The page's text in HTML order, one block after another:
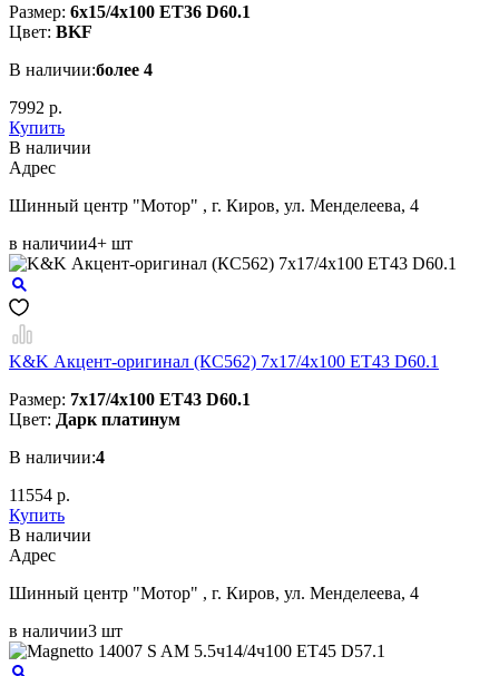
Размер: 6x15/4x100 ET36 D60.1
Цвет: BKF
В наличии:более 4
7992 р.
Купить
В наличии
Aдрес
Шинный центр "Мотор" , г. Киров, ул. Менделеева, 4
в наличии4+ шт
K&K Акцент-оригинал (КС562) 7x17/4x100 ET43 D60.1
Размер: 7x17/4x100 ET43 D60.1
Цвет: Дарк платинум
В наличии:4
11554 р.
Купить
В наличии
Aдрес
Шинный центр "Мотор" , г. Киров, ул. Менделеева, 4
в наличии3 шт